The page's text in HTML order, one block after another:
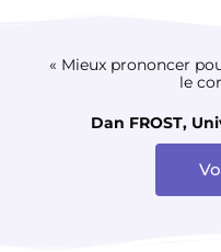
« Mieux prononcer
le
Dan FROST,